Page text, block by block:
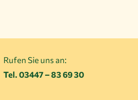
Rufen Sie uns an:
Tel. 03447 – 83 69 30